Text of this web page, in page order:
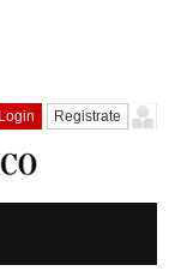
Login Registrate